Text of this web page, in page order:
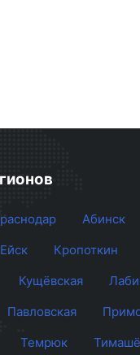
Абинск
Ейск Кропоткин
Кущёвская
Павловская
Темрюк